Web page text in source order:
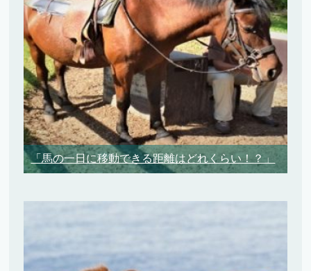
「馬の一日に移動できる距離はどれくらい！？」